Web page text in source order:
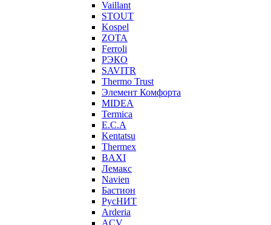
Vaillant
STOUT
Kospel
ZOTA
Ferroli
РЭКО
SAVITR
Thermo Trust
Элемент Комфорта
MIDEA
Termica
E.C.A
Kentatsu
Thermex
BAXI
Лемакс
Navien
Бастион
РусНИТ
Arderia
ACV